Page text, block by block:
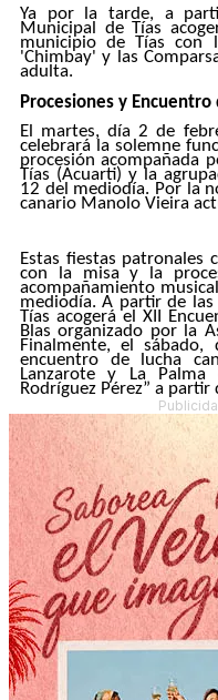
Ya por la tarde, a
Municipal de Tías
municipio de Tías con
'Chimbay' y las
adulta.
Procesiones y Encuentro
El martes, día 2 de
celebrará la solemne
procesión acompañada
Tías (Acuarti) y la
12 del mediodía. Por la
canario Manolo Vieira
Estas fiestas patronales
con la misa y la
acompañamiento
mediodía. A partir de
Tías acogerá el XII
Blas organizado por la
Finalmente, el
encuentro de lucha
Lanzarote y La
Rodríguez Pérez” a